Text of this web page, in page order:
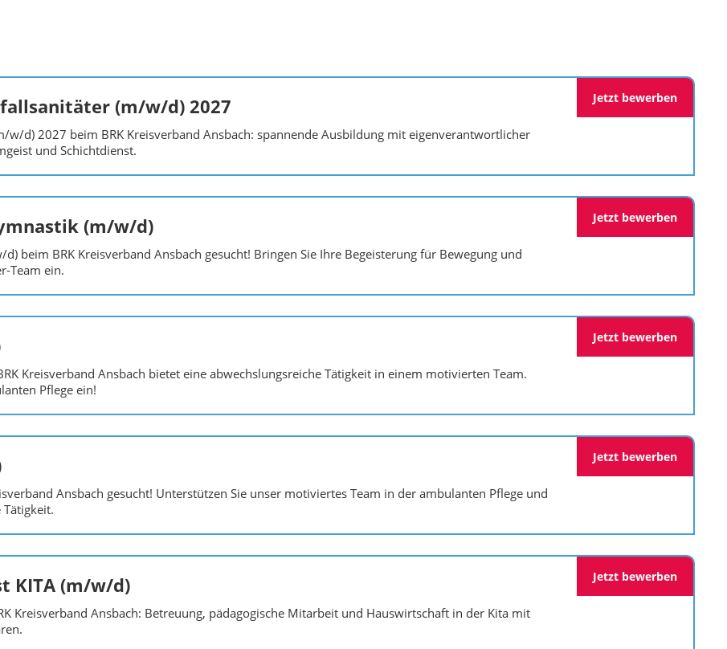
(m/w/d) 2027
d) 2027 beim BRK Kreisverband Ansbach: spannende Ausbildung mit eigenverantwortlicher
und Schichtdienst.
Jetzt bewerben
(m/w/d)
beim BRK Kreisverband Ansbach gesucht! Bringen Sie Ihre Begeisterung für Bewegung und
Team ein.
Jetzt bewerben
Kreisverband Ansbach bietet eine abwechslungsreiche Tätigkeit in einem motivierten Team.
Pflege ein!
Jetzt bewerben
Ansbach gesucht! Unterstützen Sie unser motiviertes Team in der ambulanten Pflege und
Tätigkeit.
Jetzt bewerben
KITA (m/w/d)
Kreisverband Ansbach: Betreuung, pädagogische Mitarbeit und Hauswirtschaft in der Kita mit
Jetzt bewerben